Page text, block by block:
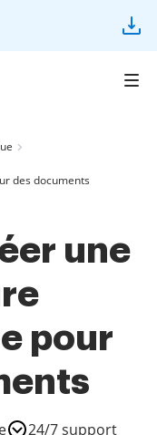
des documents
une
pour
24/7 support